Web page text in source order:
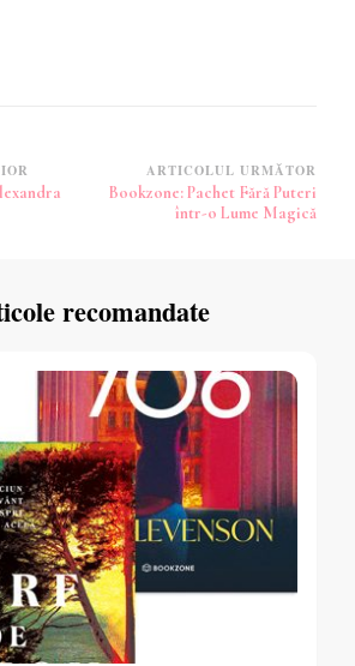
ARTICOLUL URMĂTOR
Bookzone: Pachet Fără Puteri
într-o Lume Magică
recomandate